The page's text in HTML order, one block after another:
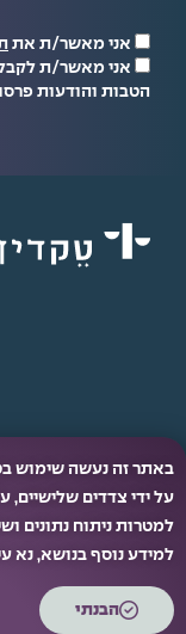
אני מאשר/ת את
אני מאשר/ת לקבל
הטבות והודעות
על ידי צדדים שלישיים,
למטרות ניתוח נתונים
למידע נוסף בנושא, נא
הבנתי